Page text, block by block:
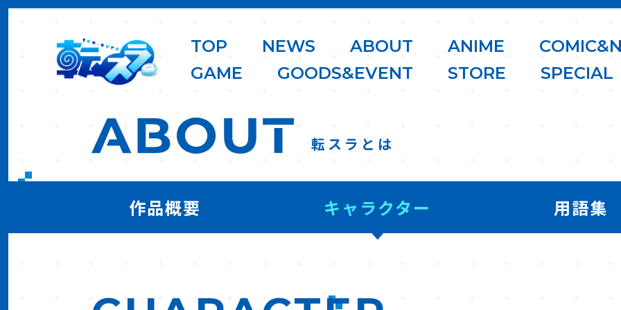
TOP NEWS ABOUT ANIME COMIC&
GAME GOODS&EVENT STORE SPECIAL
転スラとは
作品概要 キャラクター 用語集